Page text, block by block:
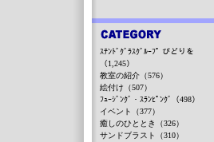
ｽﾃﾝﾄﾞｸﾞﾗｽｸﾞﾙｰﾌﾟ びどりを
（1,245）
教室の紹介（576）
絵付け（507）
ﾌｭｰｼﾞﾝｸﾞ・ｽﾗﾝﾋﾟﾝｸﾞ（498）
イベント（377）
癒しのひととき（326）
サンドブラスト（310）